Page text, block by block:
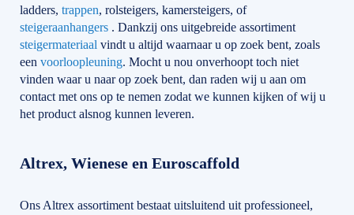
ladders, trappen, rolsteigers, kamersteigers, of
steigeraanhangers . Dankzij ons uitgebreide assortiment
steigermateriaal vindt u altijd waarnaar u op zoek bent, zoals
een voorloopleuning. Mocht u nou onverhoopt toch niet
vinden waar u naar op zoek bent, dan raden wij u aan om
contact met ons op te nemen zodat we kunnen kijken of wij u
het product alsnog kunnen leveren.
Altrex, Wienese en Euroscaffold
Ons Altrex assortiment bestaat uitsluitend uit professioneel,